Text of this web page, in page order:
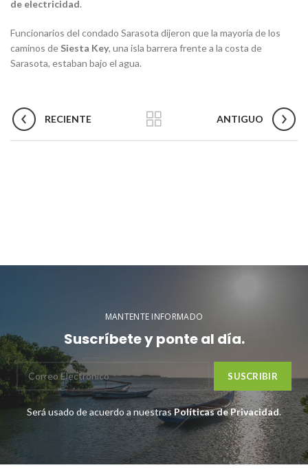
de electricidad.
Funcionarios del condado Sarasota dijeron que la mayoría de los
caminos de Siesta Key, una isla barrera frente a la costa de
Sarasota, estaban bajo el agua.
RECIENTE ANTIGUO
MANTENTE INFORMADO
Suscríbete y ponte al día.
Será usado de acuerdo a nuestrasPolíticas de Privacidad.